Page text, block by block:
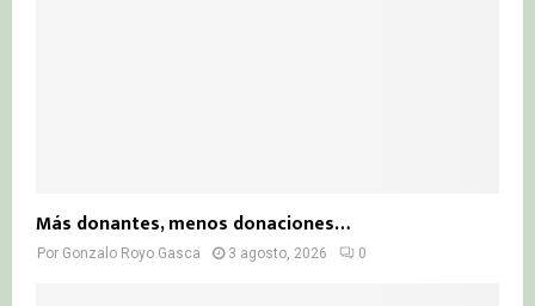
Más donantes, menos donaciones…
Por Gonzalo Royo Gasca 3 agosto, 2026 0